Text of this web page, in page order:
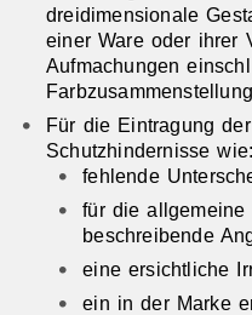
dreidimensionale
einer Ware oder ihrer
Aufmachungen
Für die Eintragung
Schutzhindernisse
fehlende
für die allgemeine
beschreibende
eine ersichtliche
ein in der Marke